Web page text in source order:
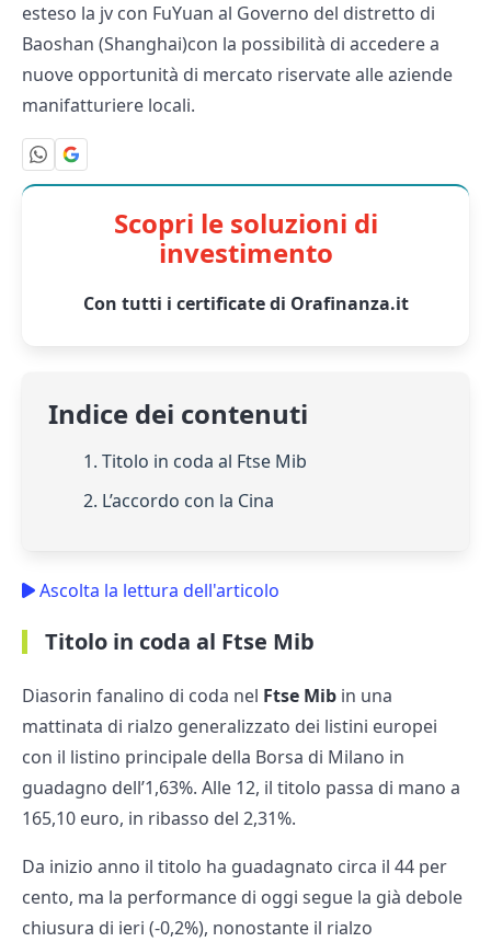
esteso la jv con FuYuan al Governo del distretto di
Baoshan (Shanghai)con la possibilità di accedere a
nuove opportunità di mercato riservate alle aziende
manifatturiere locali.
Scopri le soluzioni di
investimento
Con tutti i certificate di Orafinanza.it
Indice dei contenuti
1. Titolo in coda al Ftse Mib
2. L’accordo con la Cina
Ascolta la lettura dell'articolo
Titolo in coda al Ftse Mib
Diasorin fanalino di coda nel Ftse Mib in una
mattinata di rialzo generalizzato dei listini europei
con il listino principale della Borsa di Milano in
guadagno dell’1,63%. Alle 12, il titolo passa di mano a
165,10 euro, in ribasso del 2,31%.
Da inizio anno il titolo ha guadagnato circa il 44 per
cento, ma la performance di oggi segue la già debole
chiusura di ieri (-0,2%), nonostante il rialzo